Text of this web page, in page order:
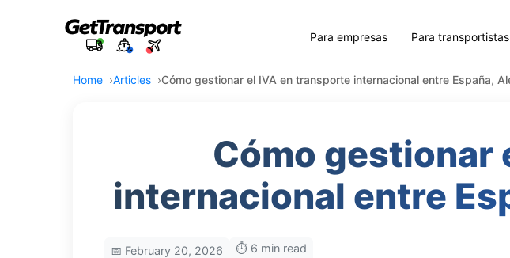
Para empresas Para transportistas
Home Articles Cómo gestionar el IVA en transporte internacional entre España,
Cómo gestionar
internacional entre
📅 February 20, 2026 ⏱️ 6 min read